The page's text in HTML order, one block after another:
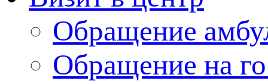
Обращение
Обращение на